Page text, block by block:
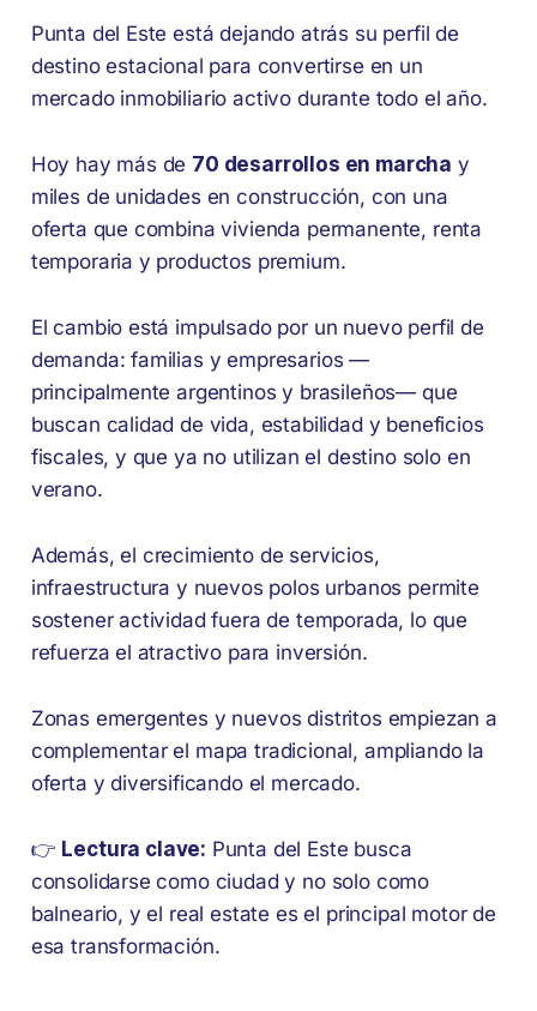
Punta del Este está dejando atrás su perfil de
destino estacional para convertirse en un
mercado inmobiliario activo durante todo el año.
Hoy hay más de 70 desarrollos en marcha y
miles de unidades en construcción, con una
oferta que combina vivienda permanente, renta
temporaria y productos premium.
El cambio está impulsado por un nuevo perfil de
demanda: familias y empresarios —
principalmente argentinos y brasileños— que
buscan calidad de vida, estabilidad y beneficios
fiscales, y que ya no utilizan el destino solo en
verano.
Además, el crecimiento de servicios,
infraestructura y nuevos polos urbanos permite
sostener actividad fuera de temporada, lo que
refuerza el atractivo para inversión.
Zonas emergentes y nuevos distritos empiezan a
complementar el mapa tradicional, ampliando la
oferta y diversificando el mercado.
👉 Lectura clave: Punta del Este busca
consolidarse como ciudad y no solo como
balneario, y el real estate es el principal motor de
esa transformación.